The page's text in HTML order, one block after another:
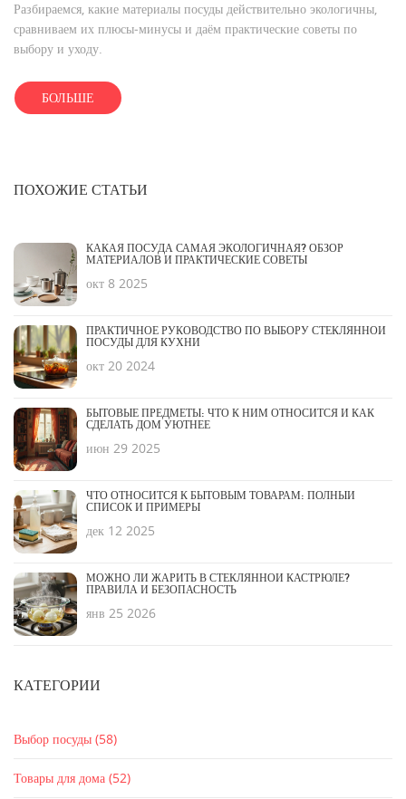
Разбираемся, какие материалы посуды действительно экологичны,
сравниваем их плюсы‑минусы и даём практические советы по
выбору и уходу.
БОЛЬШЕ
ПОХОЖИЕ СТАТЬИ
КАКАЯ ПОСУДА САМАЯ ЭКОЛОГИЧНАЯ? ОБЗОР
МАТЕРИАЛОВ И ПРАКТИЧЕСКИЕ СОВЕТЫ
окт 8 2025
ПРАКТИЧНОЕ РУКОВОДСТВО ПО ВЫБОРУ СТЕКЛЯННОЙ
ПОСУДЫ ДЛЯ КУХНИ
окт 20 2024
БЫТОВЫЕ ПРЕДМЕТЫ: ЧТО К НИМ ОТНОСИТСЯ И КАК
СДЕЛАТЬ ДОМ УЮТНЕЕ
июн 29 2025
ЧТО ОТНОСИТСЯ К БЫТОВЫМ ТОВАРАМ: ПОЛНЫЙ
СПИСОК И ПРИМЕРЫ
дек 12 2025
МОЖНО ЛИ ЖАРИТЬ В СТЕКЛЯННОЙ КАСТРЮЛЕ?
ПРАВИЛА И БЕЗОПАСНОСТЬ
янв 25 2026
КАТЕГОРИИ
Выбор посуды (58)
Товары для дома (52)